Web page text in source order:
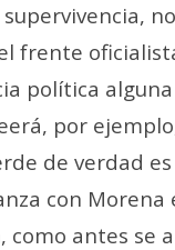
frente
política
por
de verdad
con Morena
como antes se